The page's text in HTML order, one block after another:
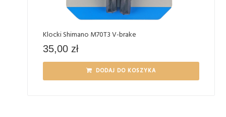
Klocki Shimano M70T3 V-brake
35,00 zł
DODAJ DO KOSZYKA